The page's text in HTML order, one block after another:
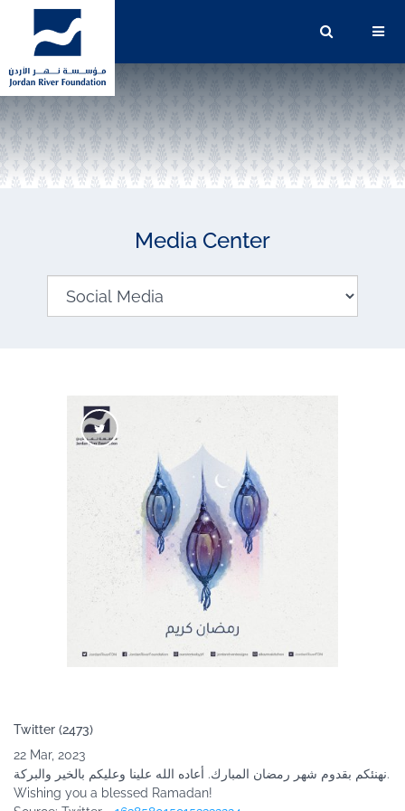
Media Center
Twitter (2473)
22 Mar, 2023
نهنئكم بقدوم شهر رمضان المبارك. أعاده الله علينا وعليكم بالخير والبركة.
Wishing you a blessed Ramadan!